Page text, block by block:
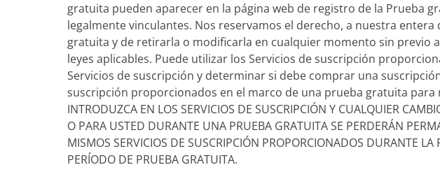
gratuita pueden aparecer en la página web de registro de la Prueba
legalmente vinculantes. Nos reservamos el derecho, a nuestra
gratuita y de retirarla o modificarla en cualquier momento sin previo
leyes aplicables. Puede utilizar los Servicios de suscripción
Servicios de suscripción y determinar si debe comprar una
suscripción proporcionados en el marco de una prueba gratuita para
INTRODUZCA EN LOS SERVICIOS DE SUSCRIPCIÓN Y CUALQUIER
O PARA USTED DURANTE UNA PRUEBA GRATUITA SE PERDERÁN
MISMOS SERVICIOS DE SUSCRIPCIÓN PROPORCIONADOS DURANTE
PERÍODO DE PRUEBA GRATUITA.